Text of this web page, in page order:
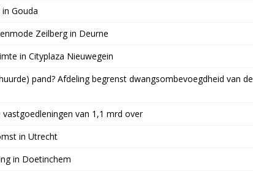
Gouda
Zeilberg in Deurne
in Cityplaza Nieuwegein
pand? Afdeling begrenst dwangsombevoegdheid van de
van 1,1 mrd over
in Utrecht
in Doetinchem